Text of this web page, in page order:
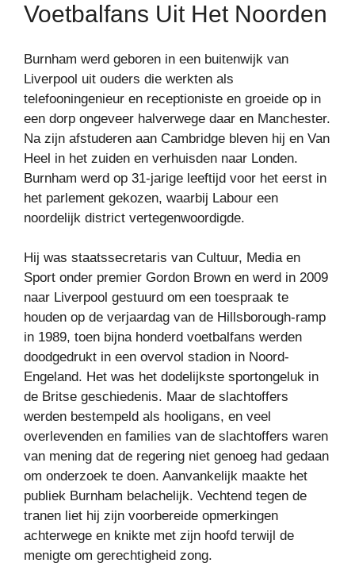
Voetbalfans Uit Het Noorden
Burnham werd geboren in een buitenwijk van
Liverpool uit ouders die werkten als
telefooningenieur en receptioniste en groeide op in
een dorp ongeveer halverwege daar en Manchester.
Na zijn afstuderen aan Cambridge bleven hij en Van
Heel in het zuiden en verhuisden naar Londen.
Burnham werd op 31-jarige leeftijd voor het eerst in
het parlement gekozen, waarbij Labour een
noordelijk district vertegenwoordigde.
Hij was staatssecretaris van Cultuur, Media en
Sport onder premier Gordon Brown en werd in 2009
naar Liverpool gestuurd om een ​​toespraak te
houden op de verjaardag van de Hillsborough-ramp
in 1989, toen bijna honderd voetbalfans werden
doodgedrukt in een overvol stadion in Noord-
Engeland. Het was het dodelijkste sportongeluk in
de Britse geschiedenis. Maar de slachtoffers
werden bestempeld als hooligans, en veel
overlevenden en families van de slachtoffers waren
van mening dat de regering niet genoeg had gedaan
om onderzoek te doen. Aanvankelijk maakte het
publiek Burnham belachelijk. Vechtend tegen de
tranen liet hij zijn voorbereide opmerkingen
achterwege en knikte met zijn hoofd terwijl de
menigte om gerechtigheid zong.